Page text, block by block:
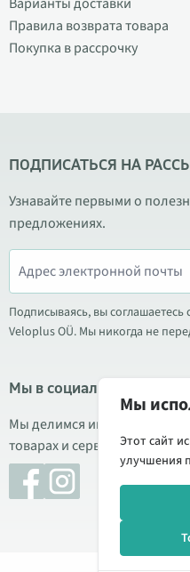
Правила возврата товара
Покупка в рассрочку
ПОДПИСАТЬСЯ НА
Узнавайте первыми о
предложениях.
Подписываясь, вы
Veloplus OÜ. Мы никогда не
Мы в социальных сетях
Мы делимся информацией о
товарах и сервисе. Иногда
Мы
Этот сайт
улучшения